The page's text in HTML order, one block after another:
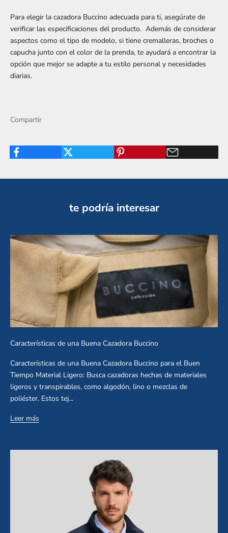
Para elegir la cazadora Buccino adecuada para ti, asegúrate de
verificar las especificaciones del producto. Además de considerar
aspectos como el tipo de modelo, si tiene cremalleras, broches o
capucha junto con el color de la prenda, te ayudará a encontrar la
opción que mejor se adapte a tu estilo personal y necesidades
diarias.
Compartir
te podría interesar
Características de una Buena Cazadora Buccino
Características de una Buena Cazadora Buccino para el Buen
Tiempo Material Ligero: Busca cazadoras hechas de materiales
ligeros y transpirables, como algodón, lino o mezclas de
poliéster. Estos tej...
Leer más